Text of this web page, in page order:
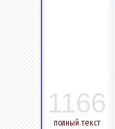
1166
полный текст